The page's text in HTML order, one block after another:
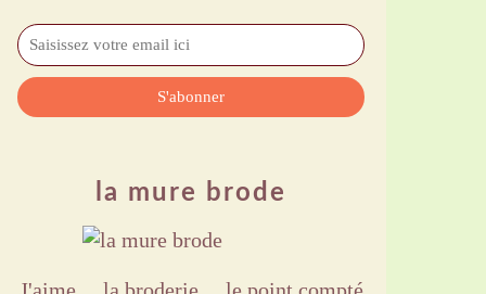
la mure brode